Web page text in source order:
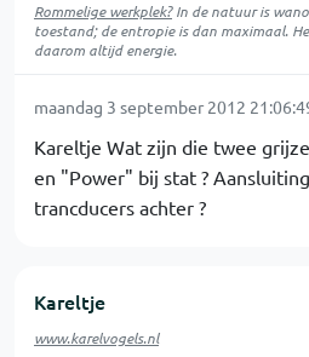
Rommelige werkplek?In de natuur is
toestand; de entropie is dan maximaal.
daarom altijd energie.
maandag 3 september 2012
Kareltje Wat zijn die twee
en "Power" bij stat ?
trancducers achter ?
Kareltje
www.karelvogels.nl